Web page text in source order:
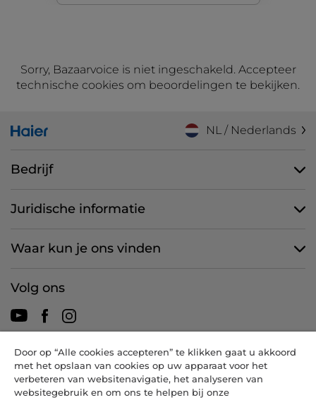
Sorry, Bazaarvoice is niet ingeschakeld. Accepteer
technische cookies om beoordelingen te bekijken.
NL / Nederlands
Bedrijf
Juridische informatie
Waar kun je ons vinden
Volg ons
CANDY HOOVER GROUP S.r.I. - een eenpersoonsvennootschap -
HOOFDKANTOOR: Via Comolli, 57 - 20861 Brugherio (MB) - Italië -
ADMINISTRATIEVE KANTOREN: Via Privata Eden Fumagalli snc -
Door op “Alle cookies accepteren” te klikken gaat u akkoord
met het opslaan van cookies op uw apparaat voor het
verbeteren van websitenavigatie, het analyseren van
websitegebruik en om ons te helpen bij onze